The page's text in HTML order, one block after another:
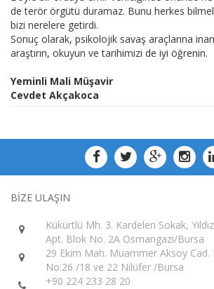
de terör örgütü duramaz. Bunu herkes
bizi nerelere getirdi.
Sonuç olarak, psikolojik savaş araçlarına
araştırın, okuyun ve tarihimizi de iyi öğrenin.
Yeminli Mali Müşavir
Cevdet Akçakoca
BİZE ULAŞIN
Kükürtlü Mh. 3. Kardelen Sokak,
Apt. Blok No. 2A Osmangazi/Bursa
29 Ekim Mah. Muammer Aksoy Cad.
No:26 /18 ve 22 Nilüfer /Bursa
+90 224 233 28 20